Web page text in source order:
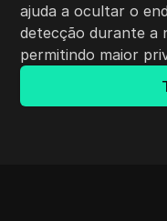
ajuda a ocultar o
detecção durante a
permitindo maior